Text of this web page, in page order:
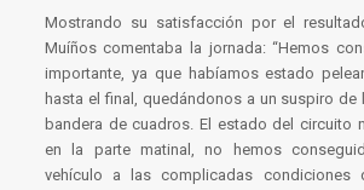
Mostrando su satisfacción por el
Muíños comentaba la jornada: “Hemos
importante, ya que habíamos estado
hasta el final, quedándonos a un suspiro de
bandera de cuadros. El estado del circuito
en la parte matinal, no hemos
vehículo a las complicadas condiciones